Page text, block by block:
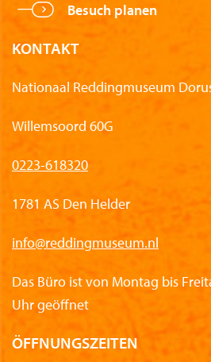
Besuch planen
KONTAKT
Nationaal Reddingmuseum
Willemsoord 60G
0223-618320
1781 AS Den Helder
info@reddingmuseum.nl
Das Büro ist von Montag bis
Uhr geöffnet
ÖFFNUNGSZEITEN